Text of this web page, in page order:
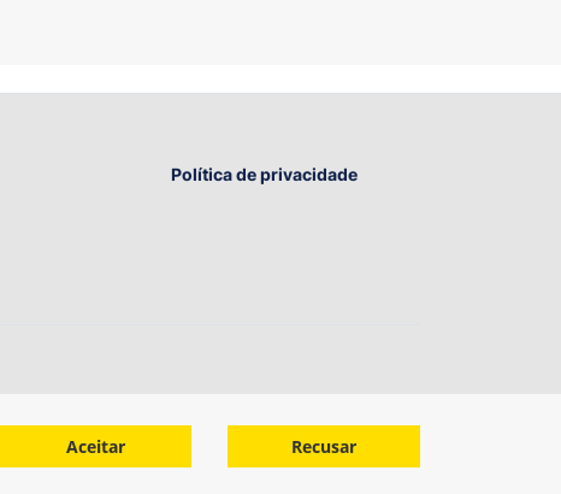
Política de privacidade
Aceitar Recusar